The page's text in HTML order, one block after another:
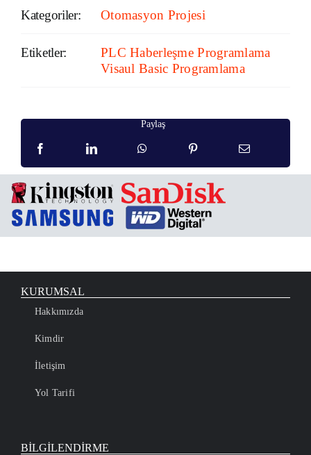
Kategoriler: Otomasyon Projesi
Etiketler:
PLC Haberleşme Programlama
Visaul Basic Programlama
Paylaş
KURUMSAL
Hakkımızda
Kimdir
İletişim
Yol Tarifi
BİLGİLENDİRME